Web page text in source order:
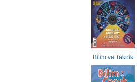
Bilim ve Teknik